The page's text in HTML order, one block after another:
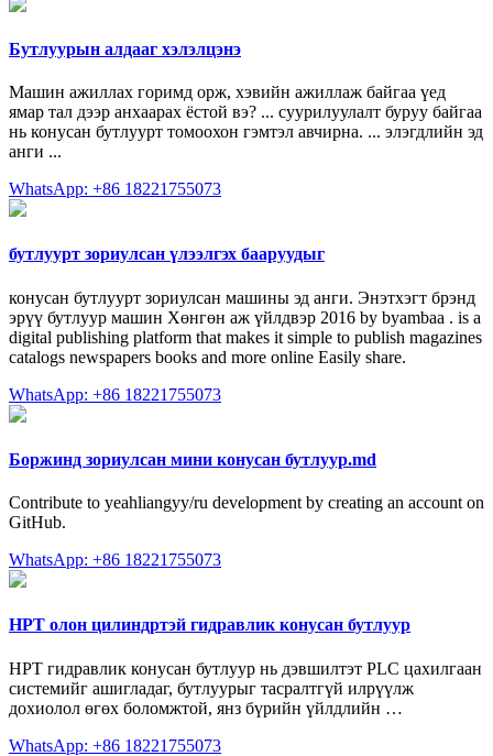
Бутлуурын алдааг хэлэлцэнэ
Машин ажиллах горимд орж, хэвийн ажиллаж байгаа үед
ямар тал дээр анхаарах ёстой вэ? ... суурилуулалт буруу байгаа
нь конусан бутлуурт томоохон гэмтэл авчирна. ... элэгдлийн эд
анги ...
WhatsApp: +86 18221755073
бутлуурт зориулсан үлээлгэх бааруудыг
конусан бутлуурт зориулсан машины эд анги. Энэтхэгт брэнд
эрүү бутлуур машин Хөнгөн аж үйлдвэр 2016 by byambaa . is a
digital publishing platform that makes it simple to publish magazines
catalogs newspapers books and more online Easily share.
WhatsApp: +86 18221755073
Боржинд зориулсан мини конусан бутлуур.md
Contribute to yeahliangyy/ru development by creating an account on
GitHub.
WhatsApp: +86 18221755073
HPT олон цилиндртэй гидравлик конусан бутлуур
HPT гидравлик конусан бутлуур нь дэвшилтэт PLC цахилгаан
системийг ашигладаг, бутлуурыг тасралтгүй илрүүлж
дохиолол өгөх боломжтой, янз бүрийн үйлдлийн …
WhatsApp: +86 18221755073